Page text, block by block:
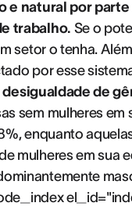
e natural por
trabalho. Se o
setor o tenha.
por esse
de
sem mulheres
enquanto
mulheres em sua